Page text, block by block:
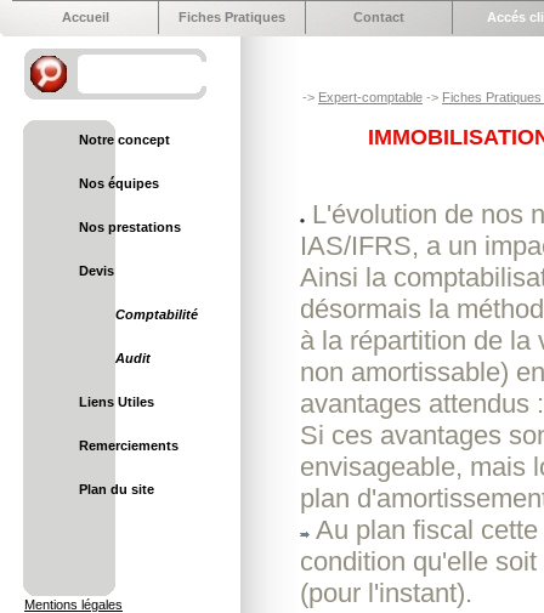
Accueil Fiches Pratiques Contact Accés
Notre concept
Nos équipes
Nos prestations
Devis
Comptabilité
Audit
Liens Utiles
Remerciements
Plan du site
Mentions légales
-> Expert-comptable -> Fiches
L'évolution de nos
IAS/IFRS, a un
Ainsi la
désormais la
à la répartition de la
non amortissable)
avantages attendus
Si ces avantages
envisageable, mais
plan
Au plan fiscal
condition qu'elle
(pour l'instant).